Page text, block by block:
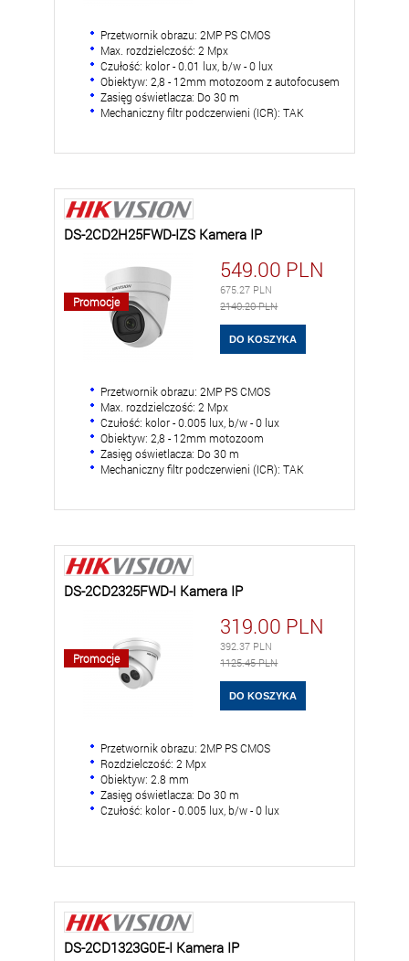
Przetwornik obrazu: 2MP PS CMOS
Max. rozdzielczość: 2 Mpx
Czułość: kolor - 0.01 lux, b/w - 0 lux
Obiektyw: 2,8 - 12mm motozoom z autofocusem
Zasięg oświetlacza: Do 30 m
Mechaniczny filtr podczerwieni (ICR): TAK
DS-2CD2H25FWD-IZS Kamera IP
Promocje
549.00 PLN
675.27 PLN
2140.20 PLN
Przetwornik obrazu: 2MP PS CMOS
Max. rozdzielczość: 2 Mpx
Czułość: kolor - 0.005 lux, b/w - 0 lux
Obiektyw: 2,8 - 12mm motozoom
Zasięg oświetlacza: Do 30 m
Mechaniczny filtr podczerwieni (ICR): TAK
DS-2CD2325FWD-I Kamera IP
Promocje
319.00 PLN
392.37 PLN
1125.45 PLN
Przetwornik obrazu: 2MP PS CMOS
Rozdzielczość: 2 Mpx
Obiektyw: 2.8 mm
Zasięg oświetlacza: Do 30 m
Czułość: kolor - 0.005 lux, b/w - 0 lux
DS-2CD1323G0E-I Kamera IP